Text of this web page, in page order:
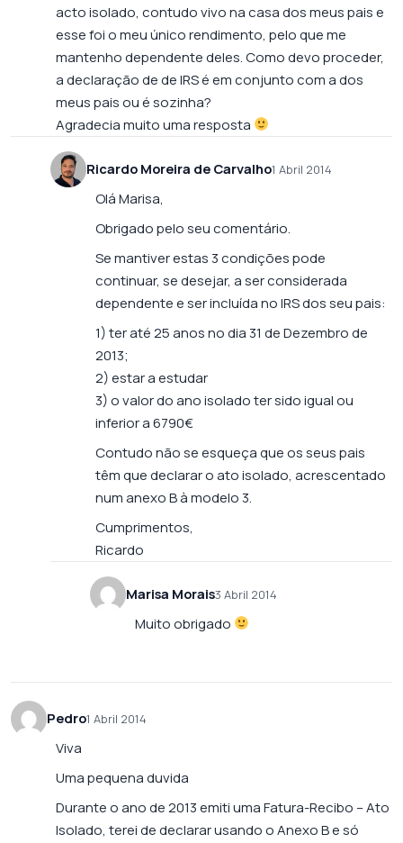
acto isolado, contudo vivo na casa dos meus pais e
esse foi o meu único rendimento, pelo que me
mantenho dependente deles. Como devo proceder,
a declaração de de IRS é em conjunto com a dos
meus pais ou é sozinha?
Agradecia muito uma resposta
Ricardo Moreira de Carvalho1 Abril 2014
Olá Marisa,
Obrigado pelo seu comentário.
Se mantiver estas 3 condições pode
continuar, se desejar, a ser considerada
dependente e ser incluída no IRS dos seu pais:
1) ter até 25 anos no dia 31 de Dezembro de
2013;
2) estar a estudar
3) o valor do ano isolado ter sido igual ou
inferior a 6790€
Contudo não se esqueça que os seus pais
têm que declarar o ato isolado, acrescentado
num anexo B à modelo 3.
Cumprimentos,
Ricardo
Marisa Morais3 Abril 2014
Muito obrigado
Pedro1 Abril 2014
Viva
Uma pequena duvida
Durante o ano de 2013 emiti uma Fatura-Recibo – Ato
Isolado, terei de declarar usando o Anexo B e só